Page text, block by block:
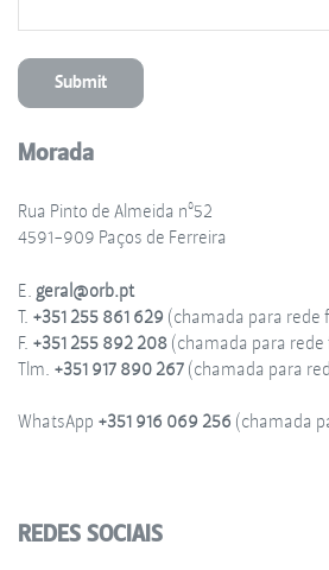
Morada
Rua Pinto de Almeida nº52
4591-909 Paços de Ferreira
E. geral@orb.pt
T. +351 255 861 629 (chamada para rede
F. +351 255 892 208(chamada para
Tlm. +351 917 890 267(chamada para
WhatsApp +351 916 069 256 (chamada
REDES SOCIAIS